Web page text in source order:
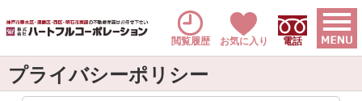
閲覧履歴 お気に入り 電話
プライバシーポリシー